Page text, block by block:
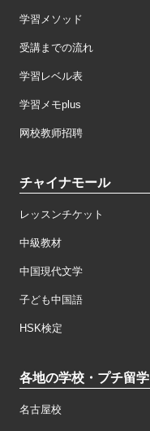
学習メソッド
受講までの流れ
学習レベル表
学習メモplus
网校教师招聘
チャイナモール
レッスンチケット
中級教材
中国現代文学
子ども中国語
HSK検定
各地の学校・プチ留学
名古屋校